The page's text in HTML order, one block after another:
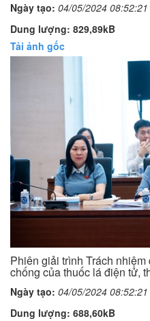
Ngày tạo: 04/05/2024 08:52:21
Dung lượng: 829,89kB
Tải ảnh gốc
Phiên giải trình Trách
chống của thuốc lá điện tử,
Ngày tạo: 04/05/2024 08:52:21
Dung lượng: 688,60kB